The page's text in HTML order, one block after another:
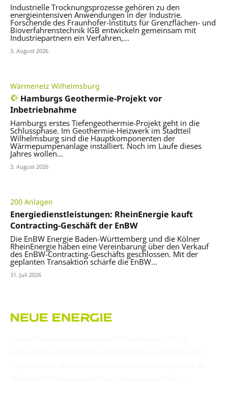
Industrielle Trocknungsprozesse gehören zu den
energieintensiven Anwendungen in der Industrie.
Forschende des Fraunhofer-Instituts für Grenzflächen- und
Bioverfahrenstechnik IGB entwickeln gemeinsam mit
Industriepartnern ein Verfahren,...
3. August 2026
Wärmenetz Wilhelmsburg
Hamburgs Geothermie-Projekt vor
Inbetriebnahme
Hamburgs erstes Tiefengeothermie-Projekt geht in die
Schlussphase. Im Geothermie-Heizwerk im Stadtteil
Wilhelmsburg sind die Hauptkomponenten der
Wärmepumpenanlage installiert. Noch im Laufe dieses
Jahres wollen...
3. August 2026
200 Anlagen
Energiedienstleistungen: RheinEnergie kauft
Contracting-Geschäft der EnBW
Die EnBW Energie Baden-Württemberg und die Kölner
RheinEnergie haben eine Vereinbarung über den Verkauf
des EnBW-Contracting-Geschäfts geschlossen. Mit der
geplanten Transaktion schärfe die EnBW...
31. Juli 2026